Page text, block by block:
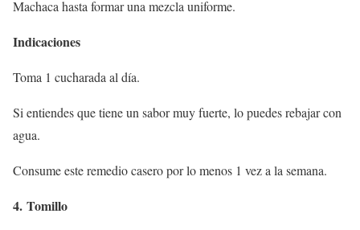
Machaca hasta formar una mezcla uniforme.
Indicaciones
Toma 1 cucharada al día.
Si entiendes que tiene un sabor muy fuerte, lo puedes rebajar con
agua.
Consume este remedio casero por lo menos 1 vez a la semana.
4. Tomillo